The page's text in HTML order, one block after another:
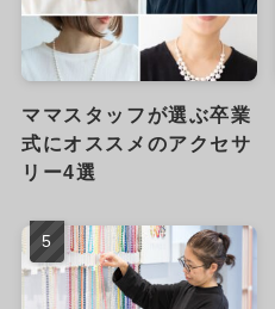
ママスタッフが選ぶ卒業
式にオススメのアクセサ
リー4選